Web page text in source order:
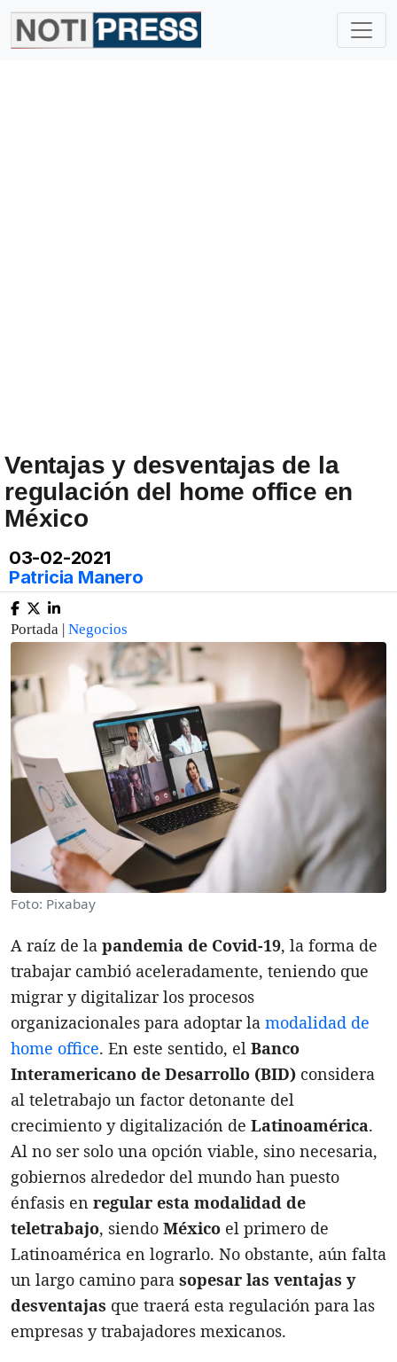
Ventajas y desventajas de la
regulación del home office en
México
03-02-2021
Patricia Manero
Portada | Negocios
Foto: Pixabay
A raíz de la pandemia de Covid-19, la forma de
trabajar cambió aceleradamente, teniendo que
migrar y digitalizar los procesos
organizacionales para adoptar la modalidad de
home office. En este sentido, el Banco
Interamericano de Desarrollo (BID) considera
al teletrabajo un factor detonante del
crecimiento y digitalización de Latinoamérica.
Al no ser solo una opción viable, sino necesaria,
gobiernos alrededor del mundo han puesto
énfasis en regular esta modalidad de
teletrabajo, siendo México el primero de
Latinoamérica en lograrlo. No obstante, aún falta
un largo camino para sopesar las ventajas y
desventajas que traerá esta regulación para las
empresas y trabajadores mexicanos.